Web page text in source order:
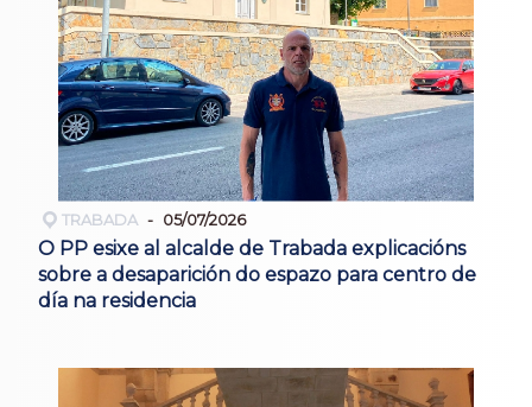
TRABADA 05/07/2026
O PP esixe al alcalde de Trabada explicacións
sobre a desaparición do espazo para centro de
día na residencia